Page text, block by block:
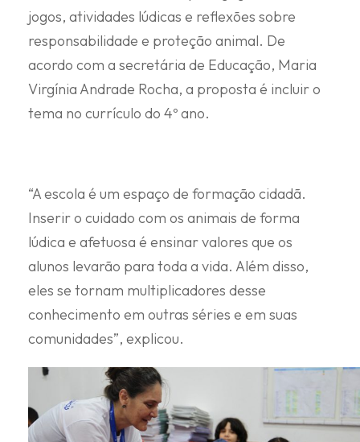
jogos, atividades lúdicas e reflexões sobre
responsabilidade e proteção animal. De
acordo com a secretária de Educação, Maria
Virgínia Andrade Rocha, a proposta é incluir o
tema no currículo do 4º ano.
“A escola é um espaço de formação cidadã.
Inserir o cuidado com os animais de forma
lúdica e afetuosa é ensinar valores que os
alunos levarão para toda a vida. Além disso,
eles se tornam multiplicadores desse
conhecimento em outras séries e em suas
comunidades”, explicou.